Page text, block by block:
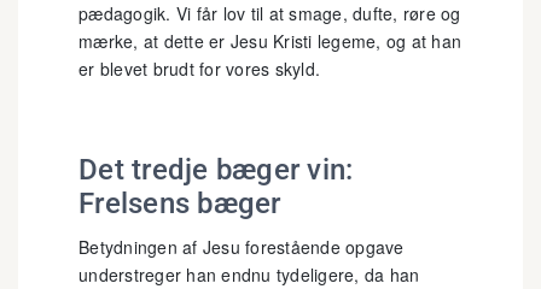
pædagogik. Vi får lov til at smage, dufte, røre og
mærke, at dette er Jesu Kristi legeme, og at han
er blevet brudt for vores skyld.
Det tredje bæger vin:
Frelsens bæger
Betydningen af Jesu forestående opgave
understreger han endnu tydeligere, da han